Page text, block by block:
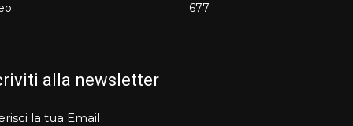
677
alla newsletter
la tua Email